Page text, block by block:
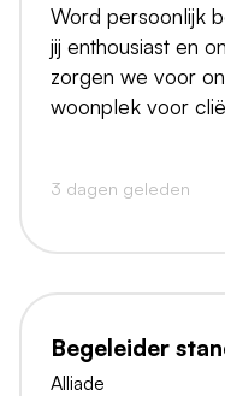
Word persoonlijk
jij enthousiast en
zorgen we voor
woonplek voor
3 dagen geleden
Begeleider
Alliade